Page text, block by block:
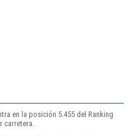
en la posición 5.455 del Ranking